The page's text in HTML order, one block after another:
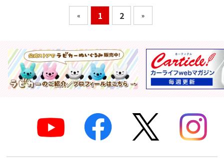
« 1 2 »